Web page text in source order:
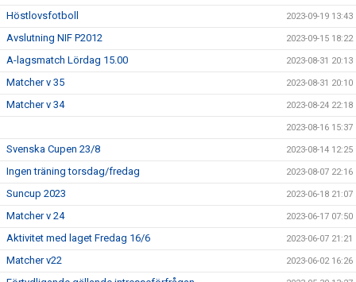
Höstlovsfotboll 2023-09-19 13:43
Avslutning NIF P2012 2023-09-15 18:22
A-lagsmatch Lördag 15.00 2023-08-31 20:13
Matcher v 35 2023-08-31 20:10
Matcher v 34 2023-08-24 22:18
2023-08-16 15:37
Svenska Cupen 23/8 2023-08-14 12:25
Ingen träning torsdag/fredag 2023-08-07 22:16
Suncup 2023 2023-06-18 21:07
Matcher v 24 2023-06-17 07:50
Aktivitet med laget Fredag 16/6 2023-06-07 21:21
Matcher v22 2023-06-02 16:26